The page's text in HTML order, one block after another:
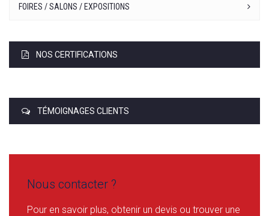
FOIRES / SALONS / EXPOSITIONS
NOS CERTIFICATIONS
TÉMOIGNAGES CLIENTS
Nous contacter ?
Pour en savoir plus, obtenir un devis ou trouver une